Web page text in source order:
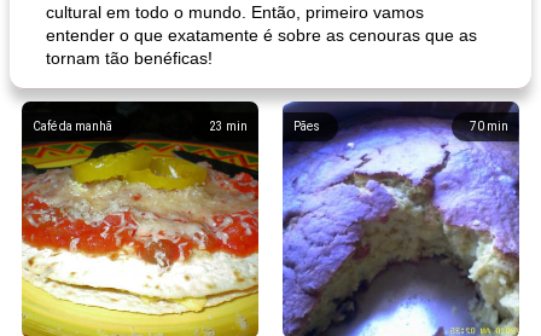
cultural em todo o mundo. Então, primeiro vamos
entender o que exatamente é sobre as cenouras que as
tornam tão benéficas!
23 min
Café da manhã 70 min
Pães